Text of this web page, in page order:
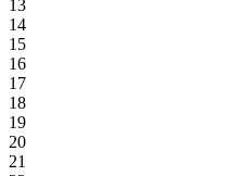
13
14
15
16
17
18
19
20
21